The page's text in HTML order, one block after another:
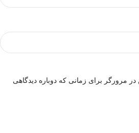
مرورگر برای زمانی که دوباره دیدگاهی